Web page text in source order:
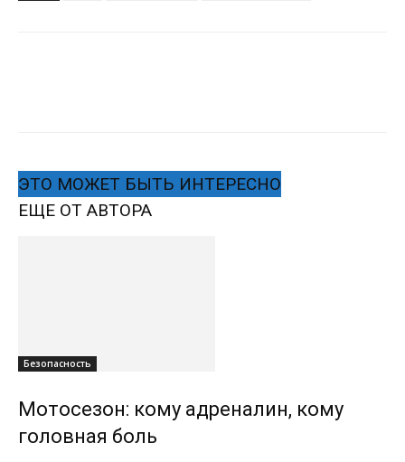
ЭТО МОЖЕТ БЫТЬ ИНТЕРЕСНО
ЕЩЕ ОТ АВТОРА
Безопасность
Мотосезон: кому адреналин, кому
головная боль